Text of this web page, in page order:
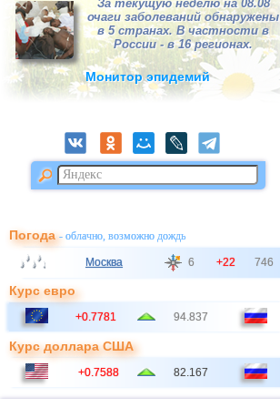
За текущую неделю на 08.08
очаги заболеваний обнаружены
в 5 странах. В частности в
России - в 16 регионах.
Монитор эпидемий
Погода- облачно, возможно дождь
Москва 6 +22 746
Курс евро
+0.7781 94.837
Курс доллара США
+0.7588 82.167